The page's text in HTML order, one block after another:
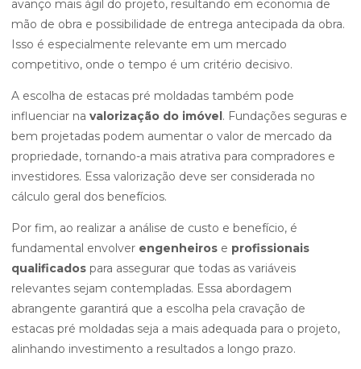
avanço mais ágil do projeto, resultando em economia de
mão de obra e possibilidade de entrega antecipada da obra.
Isso é especialmente relevante em um mercado
competitivo, onde o tempo é um critério decisivo.
A escolha de estacas pré moldadas também pode
influenciar na valorização do imóvel. Fundações seguras e
bem projetadas podem aumentar o valor de mercado da
propriedade, tornando-a mais atrativa para compradores e
investidores. Essa valorização deve ser considerada no
cálculo geral dos benefícios.
Por fim, ao realizar a análise de custo e benefício, é
fundamental envolver engenheiros e profissionais
qualificados para assegurar que todas as variáveis
relevantes sejam contempladas. Essa abordagem
abrangente garantirá que a escolha pela cravação de
estacas pré moldadas seja a mais adequada para o projeto,
alinhando investimento a resultados a longo prazo.